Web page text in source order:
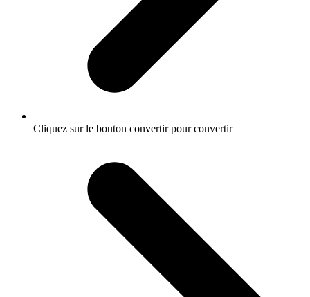
Cliquez sur le bouton convertir pour convertir